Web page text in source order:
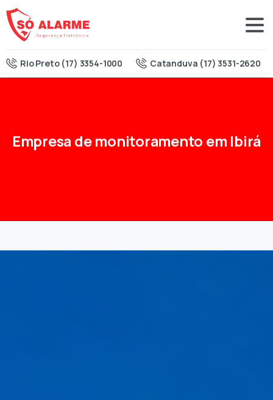
Rio Preto (17) 3354-1000 Catanduva (17) 3531-2620
Empresa de monitoramento em Ibirá